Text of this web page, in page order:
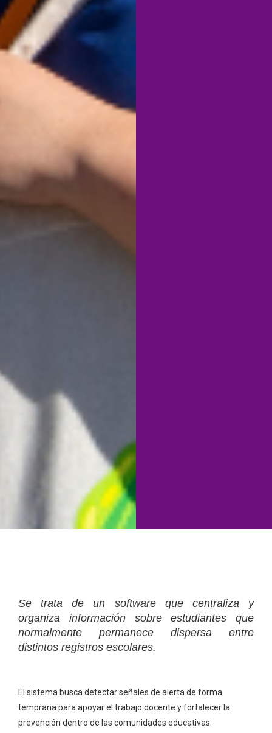
Se trata de un software que centraliza y
organiza información sobre estudiantes que
normalmente permanece dispersa entre
distintos registros escolares.
El sistema busca detectar señales de alerta de forma
temprana para apoyar el trabajo docente y fortalecer la
prevención dentro de las comunidades educativas.